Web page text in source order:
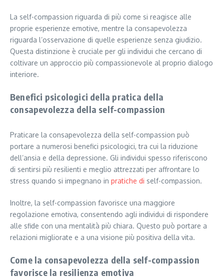
La self-compassion riguarda di più come si reagisce alle
proprie esperienze emotive, mentre la consapevolezza
riguarda l’osservazione di quelle esperienze senza giudizio.
Questa distinzione è cruciale per gli individui che cercano di
coltivare un approccio più compassionevole al proprio dialogo
interiore.
Benefici psicologici della pratica della
consapevolezza della self-compassion
Praticare la consapevolezza della self-compassion può
portare a numerosi benefici psicologici, tra cui la riduzione
dell’ansia e della depressione. Gli individui spesso riferiscono
di sentirsi più resilienti e meglio attrezzati per affrontare lo
stress quando si impegnano in pratiche di self-compassion.
Inoltre, la self-compassion favorisce una maggiore
regolazione emotiva, consentendo agli individui di rispondere
alle sfide con una mentalità più chiara. Questo può portare a
relazioni migliorate e a una visione più positiva della vita.
Come la consapevolezza della self-compassion
favorisce la resilienza emotiva